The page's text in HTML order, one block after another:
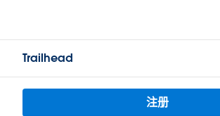
Trailhead
注册